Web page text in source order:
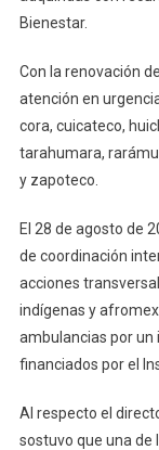
Bienestar.
Con la renovación
atención en
cora, cuicateco,
tarahumara,
y zapoteco.
El 28 de agosto de
de coordinación
acciones
indígenas y
ambulancias por un
financiados por el
Al respecto el
sostuvo que una